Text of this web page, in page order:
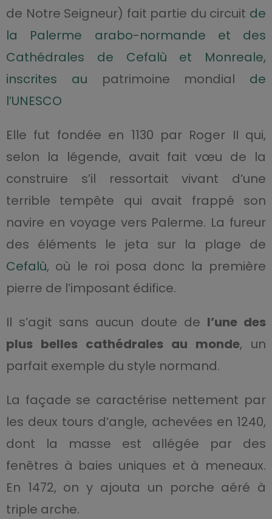
de Notre Seigneur) fait partie du circuit de
la Palerme arabo-normande et des
Cathédrales de Cefalù et Monreale,
inscrites au patrimoine mondial de
l’UNESCO
Elle fut fondée en 1130 par Roger II qui,
selon la légende, avait fait vœu de la
construire s’il ressortait vivant d’une
terrible tempête qui avait frappé son
navire en voyage vers Palerme. La fureur
des éléments le jeta sur la plage de
Cefalù, où le roi posa donc la première
pierre de l’imposant édifice.
Il s’agit sans aucun doute de l’une des
plus belles cathédrales au monde, un
parfait exemple du style normand.
La façade se caractérise nettement par
les deux tours d’angle, achevées en 1240,
dont la masse est allégée par des
fenêtres à baies uniques et à meneaux.
En 1472, on y ajouta un porche aéré à
triple arche.